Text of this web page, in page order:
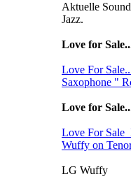
Aktuelle
Jazz.
Love for
Love For
Saxophone "
Love for
Love For
Wuffy on
LG Wuffy